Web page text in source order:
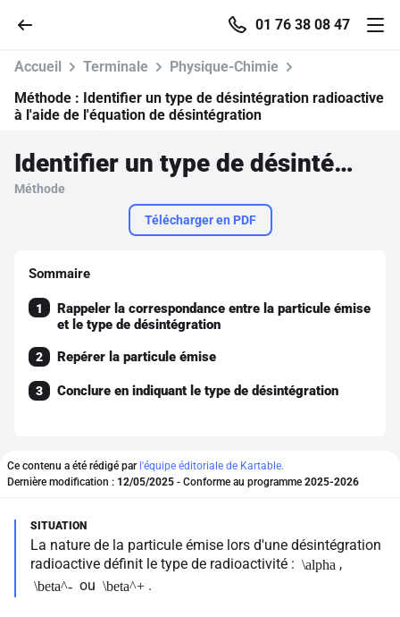
01 76 38 08 47
Parcourir
Se connecter
S'inscrire gratuitement
Pour profiter de 10 contenus offerts.
Accueil Terminale
Physique-Chimie
Méthode : Identifier un type de désintégration radioactive
à l'aide de l'équation de désintégration
Identifier un type de désintégration radioactive à l'aide de l'équation de désintégration
Méthode
Télécharger en PDF
Sommaire
1
Rappeler la correspondance entre la particule émise
et le type de désintégration
2 Repérer la particule émise
3 Conclure en indiquant le type de désintégration
Ce contenu a été rédigé par l'équipe éditoriale de Kartable.
Dernière modification : 12/05/2025 - Conforme au programme 2025-2026
La nature de la particule émise lors d'une désintégration
radioactive définit le type de radioactivité : \alpha ,
\beta^- ou \beta^+ .